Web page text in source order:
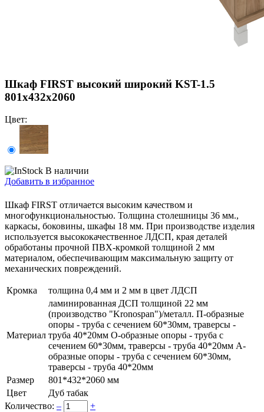
Шкаф FIRST высокий широкий KST-1.5
801х432х2060
Цвет:
В наличии
Добавить в избранное
Шкаф FIRST отличается высоким качеством и
многофункциональностью. Толщина столешницы 36 мм.,
каркасы, боковины, шкафы 18 мм. При производстве изделия
используется высококачественное ЛДСП, края деталей
обработаны прочной ПВХ-кромкой толщиной 2 мм
материалом, обеспечивающим максимальную защиту от
механических повреждений.
Кромка толщина 0,4 мм и 2 мм в цвет ЛДСП
Материал
ламинированная ДСП толщиной 22 мм
(производство "Kronospan")/металл. П-образные
опоры - труба с сечением 60*30мм, траверсы -
труба 40*20мм О-образные опоры - труба с
сечением 60*30мм, траверсы - труба 40*20мм А-
образные опоры - труба с сечением 60*30мм,
траверсы - труба 40*20мм
Размер
801*432*2060 мм
Цвет
Дуб табак
Количество: –
+